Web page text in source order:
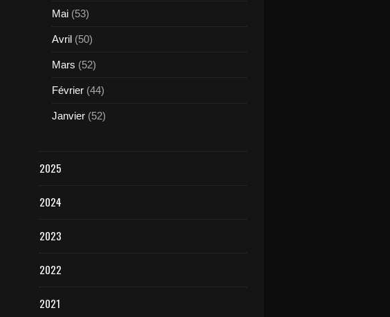
Mai (53)
Avril (50)
Mars (52)
Février (44)
Janvier (52)
2025
2024
2023
2022
2021